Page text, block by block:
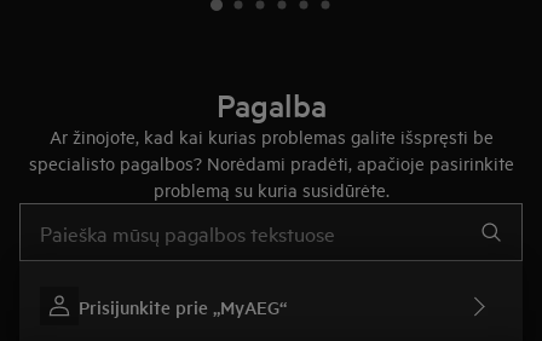
Pagalba
Ar žinojote, kad kai kurias problemas galite išspręsti be
specialisto pagalbos? Norėdami pradėti, apačioje pasirinkite
problemą su kuria susidūrėte.
Prisijunkite prie „MyAEG“